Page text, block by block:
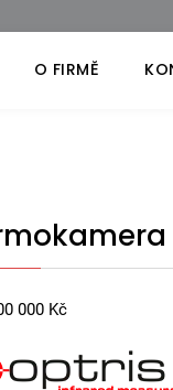
O FIRMĚ
000 Kč